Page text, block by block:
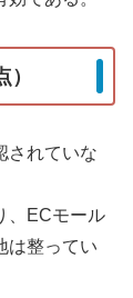
されていな
、ECモール
は整ってい